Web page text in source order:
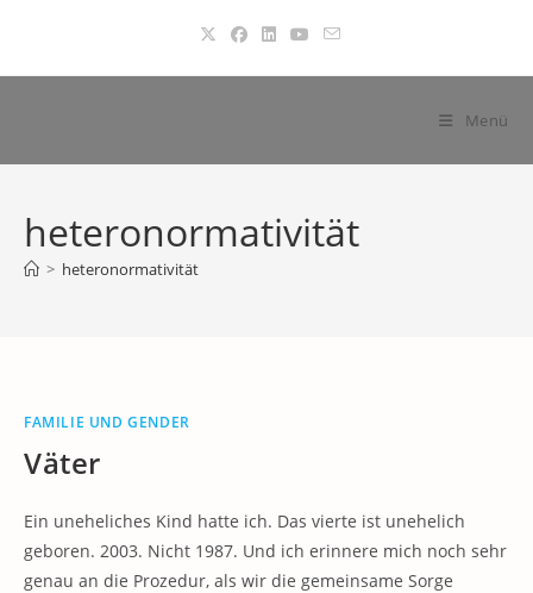
springen
Menü
heteronormativität
> heteronormativität
FAMILIE UND GENDER
Väter
Ein uneheliches Kind hatte ich. Das vierte ist unehelich
geboren. 2003. Nicht 1987. Und ich erinnere mich noch sehr
genau an die Prozedur, als wir die gemeinsame Sorge